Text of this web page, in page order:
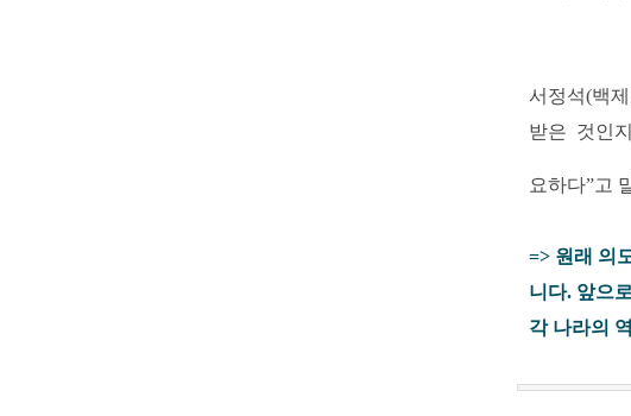
서정석(백
받은 것인
요하다”고
=> 원래 의
니다. 앞으
각 나라의